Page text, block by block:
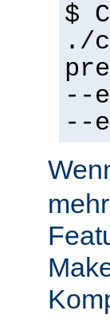
$
./
--
--